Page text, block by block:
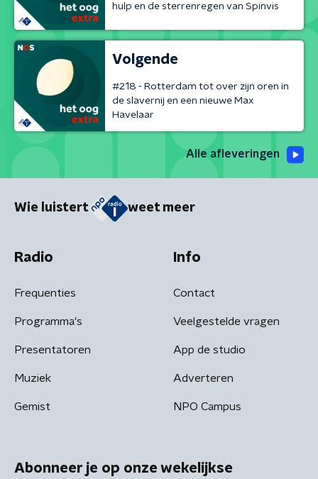
hulp en de sterrenregen van Spinvis
Volgende
#218 - Rotterdam tot over zijn oren in
de slavernij en een nieuwe Max
Havelaar
Alle afleveringen
Wie luistert weet meer
Radio
Frequenties
Programma's
Presentatoren
Muziek
Gemist
Info
Contact
Veelgestelde vragen
App de studio
Adverteren
NPO Campus
Abonneer je op onze wekelijkse